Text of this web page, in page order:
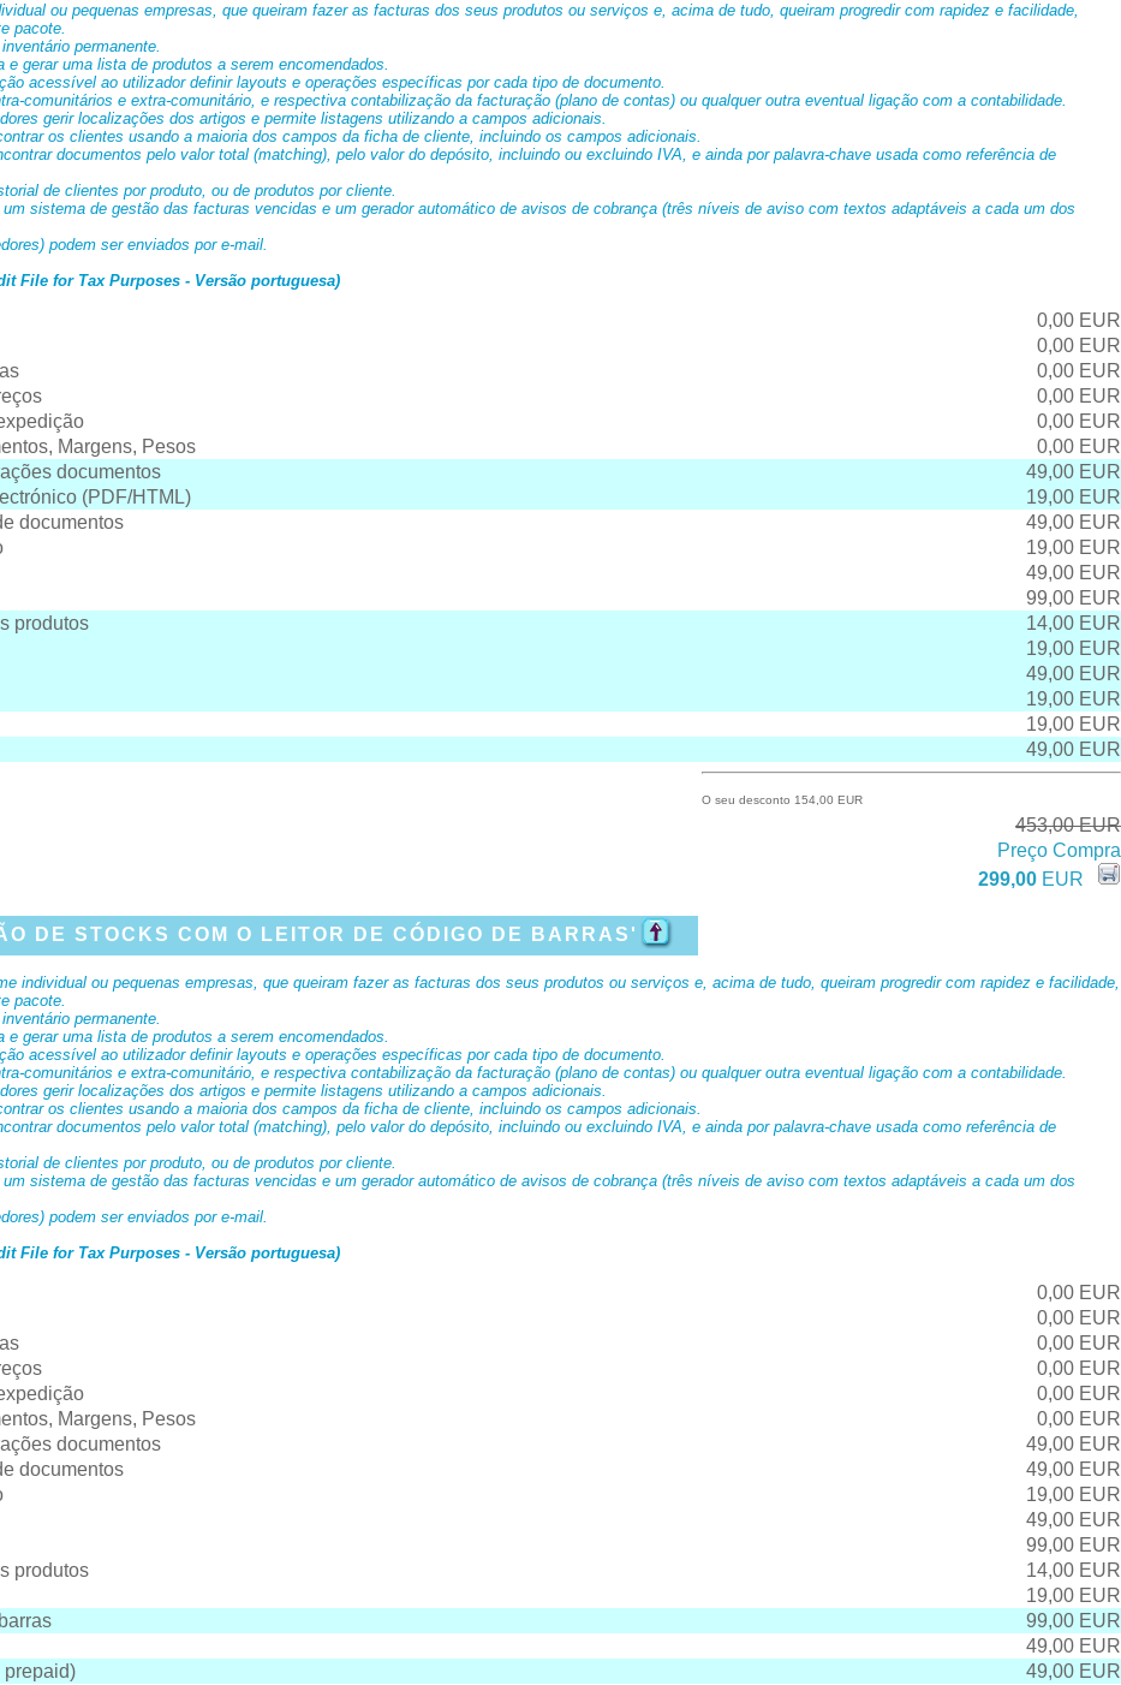
ou pequenas empresas, que queiram fazer as facturas dos seus produtos ou serviços e, acima de tudo, queiram progredir com rapidez e facilidade,
pacote.
permanente.
gerar uma lista de produtos a serem encomendados.
acessível ao utilizador definir layouts e operações específicas por cada tipo de documento.
comunitários e extra-comunitário, e respectiva contabilização da facturação (plano de contas) ou qualquer outra eventual ligação com a contabilidade.
gerir localizações dos artigos e permite listagens utilizando a campos adicionais.
os clientes usando a maioria dos campos da ficha de cliente, incluindo os campos adicionais.
documentos pelo valor total (matching), pelo valor do depósito, incluindo ou excluindo IVA, e ainda por palavra-chave usada como referência de
de clientes por produto, ou de produtos por cliente.
sistema de gestão das facturas vencidas e um gerador automático de avisos de cobrança (três níveis de aviso com textos adaptáveis a cada um dos
podem ser enviados por e-mail.
File for Tax Purposes - Versão portuguesa)
0,00 EUR
0,00 EUR
0,00 EUR
0,00 EUR
0,00 EUR
Margens, Pesos
0,00 EUR
documentos
49,00 EUR
(PDF/HTML)
19,00 EUR
documentos
49,00 EUR
19,00 EUR
49,00 EUR
99,00 EUR
produtos
14,00 EUR
19,00 EUR
49,00 EUR
19,00 EUR
19,00 EUR
49,00 EUR
O seu desconto 154,00 EUR
453,00 EUR
Preço Compra
299,00 EUR
DE STOCKS COM O LEITOR DE CÓDIGO DE BARRAS'
individual ou pequenas empresas, que queiram fazer as facturas dos seus produtos ou serviços e, acima de tudo, queiram progredir com rapidez e facilidade,
pacote.
permanente.
gerar uma lista de produtos a serem encomendados.
acessível ao utilizador definir layouts e operações específicas por cada tipo de documento.
comunitários e extra-comunitário, e respectiva contabilização da facturação (plano de contas) ou qualquer outra eventual ligação com a contabilidade.
gerir localizações dos artigos e permite listagens utilizando a campos adicionais.
os clientes usando a maioria dos campos da ficha de cliente, incluindo os campos adicionais.
documentos pelo valor total (matching), pelo valor do depósito, incluindo ou excluindo IVA, e ainda por palavra-chave usada como referência de
de clientes por produto, ou de produtos por cliente.
sistema de gestão das facturas vencidas e um gerador automático de avisos de cobrança (três níveis de aviso com textos adaptáveis a cada um dos
podem ser enviados por e-mail.
File for Tax Purposes - Versão portuguesa)
0,00 EUR
0,00 EUR
0,00 EUR
0,00 EUR
0,00 EUR
Margens, Pesos
0,00 EUR
documentos
49,00 EUR
documentos
49,00 EUR
19,00 EUR
49,00 EUR
99,00 EUR
produtos
14,00 EUR
19,00 EUR
99,00 EUR
49,00 EUR
prepaid) 49,00 EUR